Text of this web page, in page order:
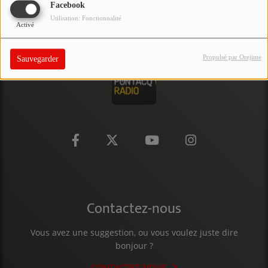
Facebook
Activé
Utilisation: Fonctionnalité
Sauvegarder Propulsé par Orejime
PARTICIPEZ
JEUX CONCOURS
RECRUTEMENT
L'ŒIL DE L'OIE | PRÉSENTATION
PARTENAIRES
Contactez-nous
Vous avez une suggestion, ou vous voulez juste dire
bonjour ?